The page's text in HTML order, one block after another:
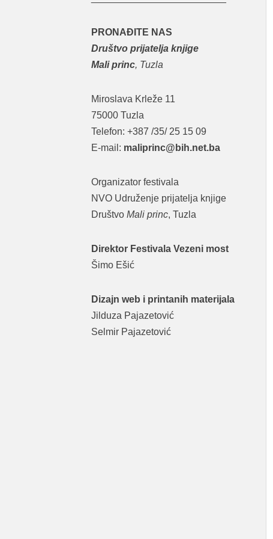
PRONAĐITE NAS
Društvo prijatelja knjige
Mali princ, Tuzla
Miroslava Krleže 11
75000 Tuzla
Telefon: +387 /35/ 25 15 09
E-mail: maliprinc@bih.net.ba
Organizator festivala
NVO Udruženje prijatelja knjige
Društvo Mali princ, Tuzla
Direktor Festivala Vezeni most
Šimo Ešić
Dizajn web i printanih materijala
Jilduza Pajazetović
Selmir Pajazetović